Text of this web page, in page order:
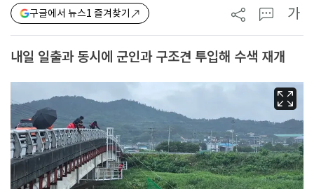
구글에서 뉴스1 즐겨찾기 가
내일 일출과 동시에 군인과 구조견 투입해 수색 재개